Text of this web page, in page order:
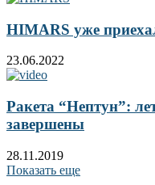
HIMARS уже
23.06.2022
Ракета “Нептун”:
завершены
28.11.2019
Показать еще